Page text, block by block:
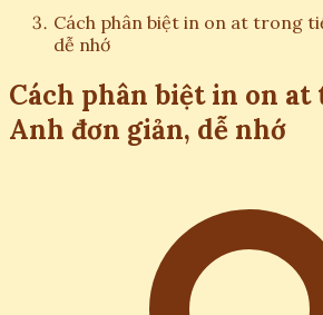
Cách phân biệt in on at trong
dễ nhớ
Cách phân biệt in on
Anh đơn giản, dễ nhớ